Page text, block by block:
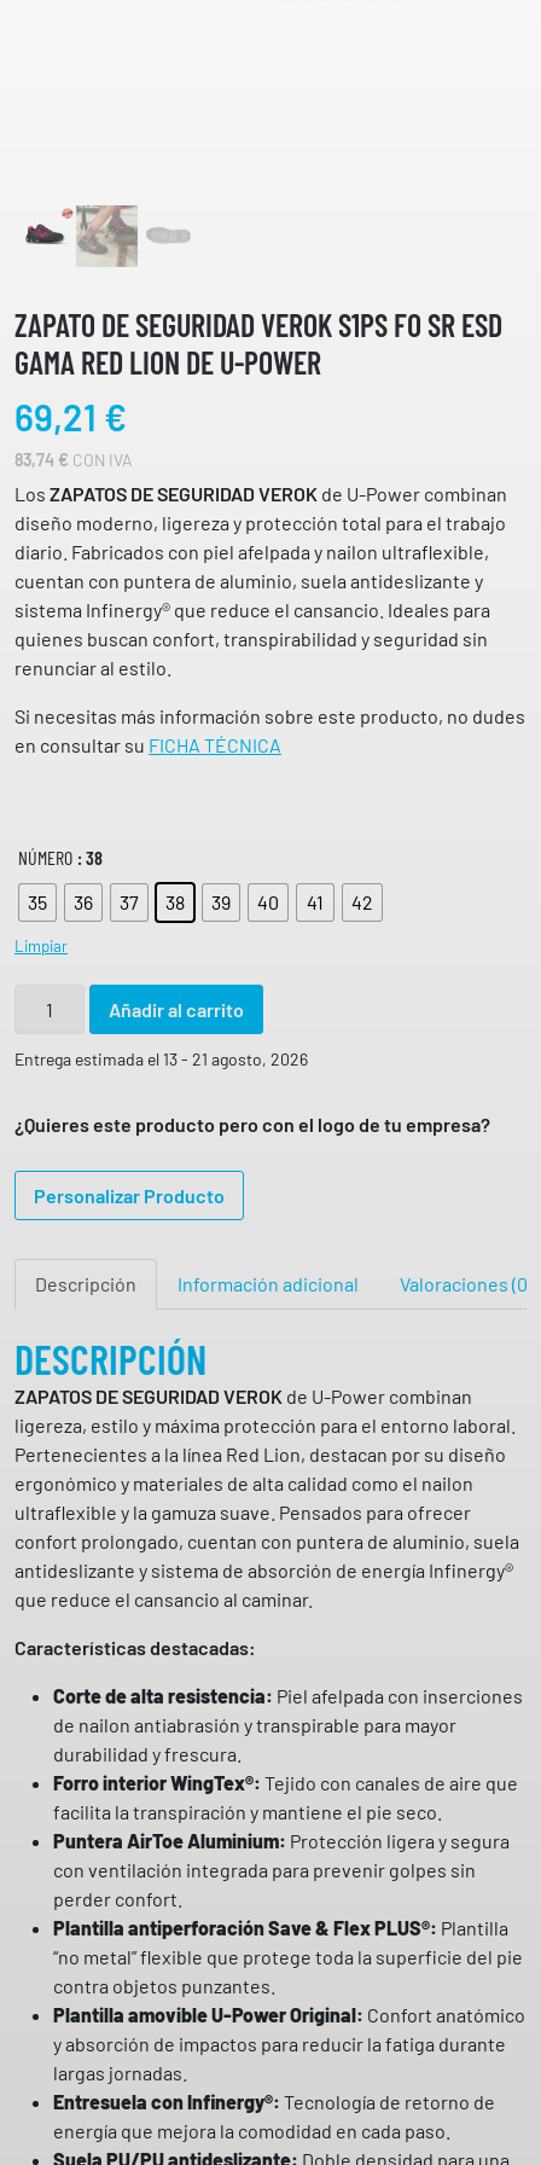
ZAPATO DE SEGURIDAD VEROK S1PS FO SR ESD
GAMA RED LION DE U-POWER
69,21 €
83,74 € CON IVA
Los ZAPATOS DE SEGURIDAD VEROK de U-Power combinan
diseño moderno, ligereza y protección total para el trabajo
diario. Fabricados con piel afelpada y nailon ultraflexible,
cuentan con puntera de aluminio, suela antideslizante y
sistema Infinergy® que reduce el cansancio. Ideales para
quienes buscan confort, transpirabilidad y seguridad sin
renunciar al estilo.
Si necesitas más información sobre este producto, no dudes
en consultar su FICHA TÉCNICA
NÚMERO : 38
35
36 37 38 39 40 41 42
Limpiar
p
o
d
e
r
i
d
a
d
V
E
R
O
K
Añadir al carrito
Entrega estimada el 13 - 21 agosto, 2026
¿Quieres este producto pero con el logo de tu empresa?
Personalizar Producto
Descripción Información adicional Valoraciones (0)
DESCRIPCIÓN
ZAPATOS DE SEGURIDAD VEROK de U-Power combinan
ligereza, estilo y máxima protección para el entorno laboral.
Pertenecientes a la línea Red Lion, destacan por su diseño
ergonómico y materiales de alta calidad como el nailon
ultraflexible y la gamuza suave. Pensados para ofrecer
confort prolongado, cuentan con puntera de aluminio, suela
antideslizante y sistema de absorción de energía Infinergy®
que reduce el cansancio al caminar.
Características destacadas:
Corte de alta resistencia: Piel afelpada con inserciones
de nailon antiabrasión y transpirable para mayor
durabilidad y frescura.
Forro interior WingTex®: Tejido con canales de aire que
facilita la transpiración y mantiene el pie seco.
Puntera AirToe Aluminium: Protección ligera y segura
con ventilación integrada para prevenir golpes sin
perder confort.
Plantilla antiperforación Save & Flex PLUS®: Plantilla
“no metal” flexible que protege toda la superficie del pie
contra objetos punzantes.
Plantilla amovible U-Power Original: Confort anatómico
y absorción de impactos para reducir la fatiga durante
largas jornadas.
Entresuela con Infinergy®: Tecnología de retorno de
energía que mejora la comodidad en cada paso.
Suela PU/PU antideslizante: Doble densidad para una